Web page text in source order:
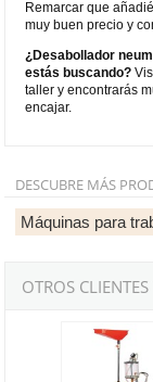
Remarcar que
muy buen precio y
¿Desabollador
estás buscando?
taller y encontrarás
encajar.
DESCUBRE MÁS
Máquinas para
OTROS